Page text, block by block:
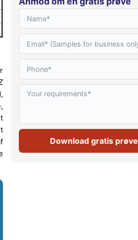
Download gratis prøve